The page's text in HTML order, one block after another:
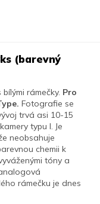
(barevný
rámečky. Pro
Fotografie se
trvá asi 10-15
typu I. Je
neobsahuje
chemii k
tóny a
rámečku je dnes